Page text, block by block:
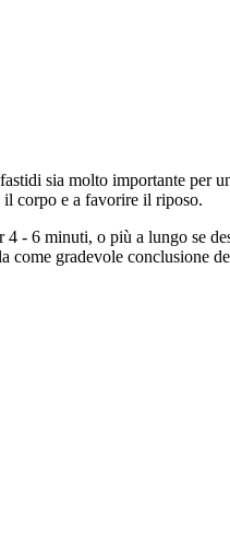
sia molto importante per
il corpo e a favorire il riposo.
- 6 minuti, o più a lungo se
come gradevole conclusione